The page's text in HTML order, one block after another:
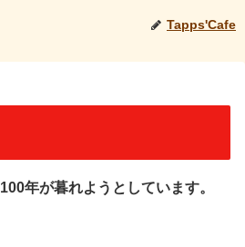
Tapps'Cafe
年が暮れようとしています。